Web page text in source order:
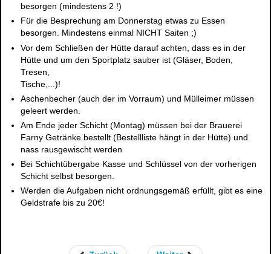
besorgen (mindestens 2 !)
Für die Besprechung am Donnerstag etwas zu Essen
besorgen. Mindestens einmal NICHT Saiten ;)
Vor dem Schließen der Hütte darauf achten, dass es in der
Hütte und um den Sportplatz sauber ist (Gläser, Boden,
Tresen,
Tische,...)!
Aschenbecher (auch der im Vorraum) und Mülleimer müssen
geleert werden.
Am Ende jeder Schicht (Montag) müssen bei der Brauerei
Farny Getränke bestellt (Bestellliste hängt in der Hütte) und
nass rausgewischt werden
Bei Schichtübergabe Kasse und Schlüssel von der vorherigen
Schicht selbst besorgen
Werden die Aufgaben nicht ordnungsgemäß erfüllt, gibt es eine
Geldstrafe bis zu 20€!